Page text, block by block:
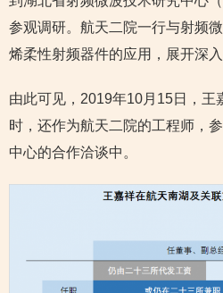
参观调研。航天二院一行与射频
烯柔性射频器件的应用，展开深
由此可见，2019年10月15日，王
时，还作为航天二院的工程师，
中心的合作洽谈中。